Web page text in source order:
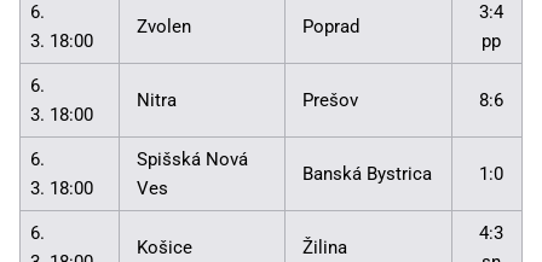
6.
3. 18:00
Zvolen Poprad
3:4
pp
6.
3. 18:00
Nitra Prešov 8:6
6.
3. 18:00
Spišská Nová
Ves
Banská Bystrica 1:0
6.
Košice Žilina
4:3